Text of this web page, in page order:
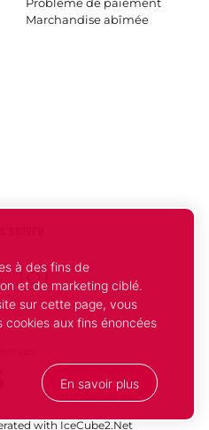
Marchandise abîmée
Instagram
with IceCube2.Net
à des fins de
et de marketing ciblé.
sur cette page, vous
cookies aux fins énoncées
En savoir plus